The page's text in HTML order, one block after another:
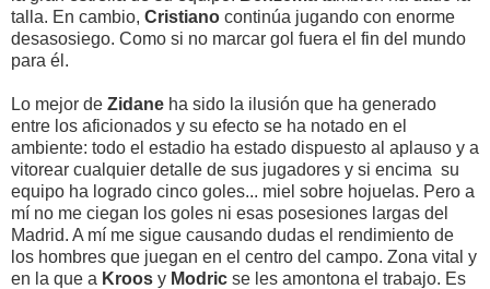
talla. En cambio, Cristiano continúa jugando con enorme
desasosiego. Como si no marcar gol fuera el fin del mundo
para él.
Lo mejor de Zidane ha sido la ilusión que ha generado
entre los aficionados y su efecto se ha notado en el
ambiente: todo el estadio ha estado dispuesto al aplauso y a
vitorear cualquier detalle de sus jugadores y si encima su
equipo ha logrado cinco goles... miel sobre hojuelas. Pero a
mí no me ciegan los goles ni esas posesiones largas del
Madrid. A mí me sigue causando dudas el rendimiento de
los hombres que juegan en el centro del campo. Zona vital y
en la que a Kroos y Modric se les amontona el trabajo. Es